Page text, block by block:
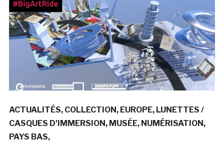
ACTUALITÉS COLLECTION EUROPE LUNETTES /
CASQUES D'IMMERSION MUSÉE NUMÉRISATION
PAYS BAS